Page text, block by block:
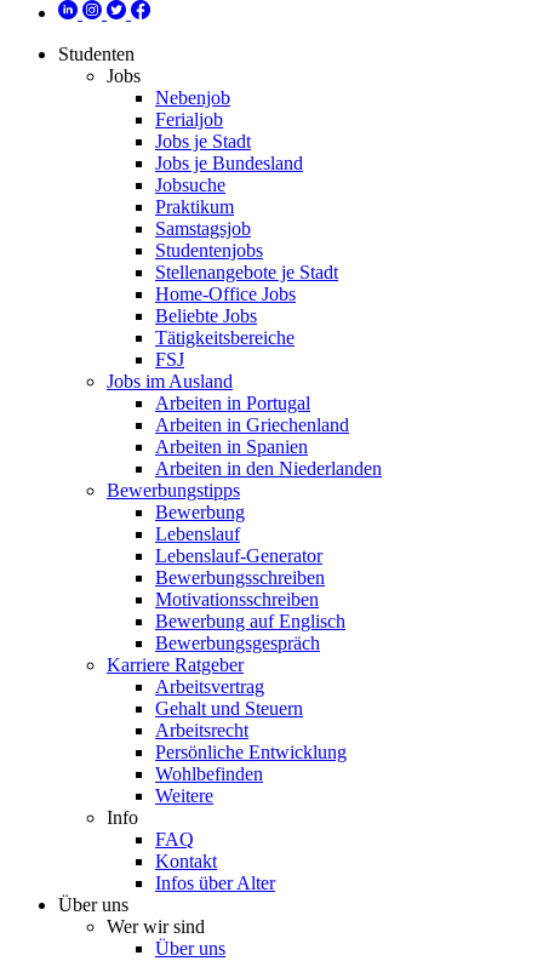
Studenten
Jobs
Nebenjob
Ferialjob
Jobs je Stadt
Jobs je Bundesland
Jobsuche
Praktikum
Samstagsjob
Studentenjobs
Stellenangebote je Stadt
Home-Office Jobs
Beliebte Jobs
Tätigkeitsbereiche
FSJ
Jobs im Ausland
Arbeiten in Portugal
Arbeiten in Griechenland
Arbeiten in Spanien
Arbeiten in den Niederlanden
Bewerbungstipps
Bewerbung
Lebenslauf
Lebenslauf-Generator
Bewerbungsschreiben
Motivationsschreiben
Bewerbung auf Englisch
Bewerbungsgespräch
Karriere Ratgeber
Arbeitsvertrag
Gehalt und Steuern
Arbeitsrecht
Persönliche Entwicklung
Wohlbefinden
Weitere
Info
FAQ
Kontakt
Infos über Alter
Über uns
Wer wir sind
Über uns